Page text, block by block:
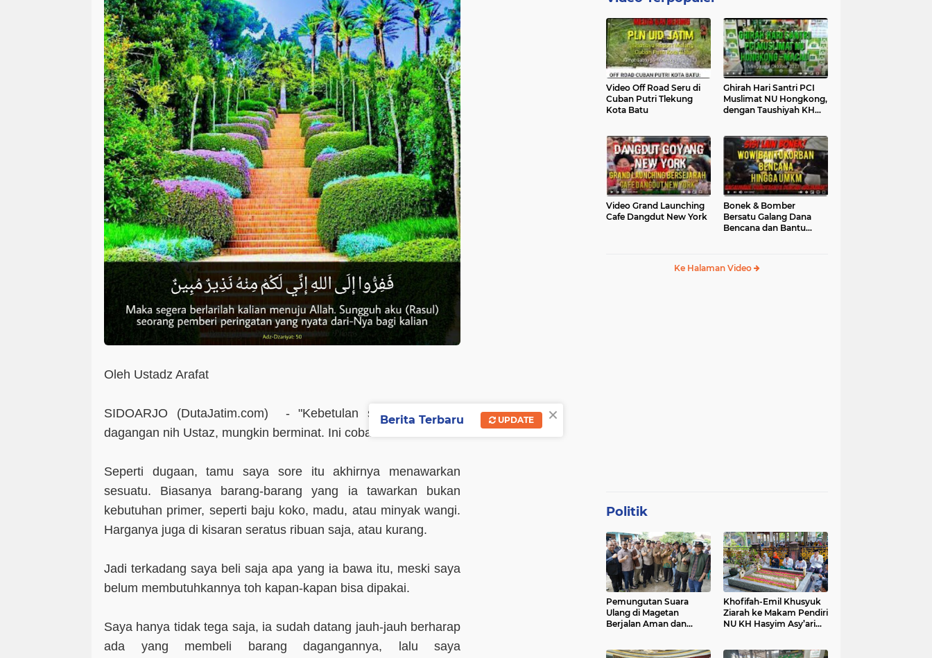
Oleh Ustadz Arafat
SIDOARJO (DutaJatim.com) - "Kebetulan saya lagi bawa
dagangan nih Ustaz, mungkin berminat. Ini coba dilihat dulu."
Seperti dugaan, tamu saya sore itu akhirnya menawarkan
sesuatu. Biasanya barang-barang yang ia tawarkan bukan
kebutuhan primer, seperti baju koko, madu, atau minyak wangi.
Harganya juga di kisaran seratus ribuan saja, atau kurang.
Jadi terkadang saya beli saja apa yang ia bawa itu, meski saya
belum membutuhkannya toh kapan-kapan bisa dipakai.
Saya hanya tidak tega saja, ia sudah datang jauh-jauh berharap
ada yang membeli barang dagangannya, lalu saya
Video Off Road Seru di
Cuban Putri Tlekung
Kota Batu
Ghirah Hari Santri PCI
Muslimat NU Hongkong,
dengan Taushiyah KH
Video Grand Launching
Cafe Dangdut New York
Bonek & Bomber
Bersatu Galang Dana
Bencana dan Bantu
Ke Halaman Video
Politik
Pemungutan Suara
Ulang di Magetan
Berjalan Aman dan
Khofifah-Emil Khusyuk
Ziarah ke Makam Pendiri
NU KH Hasyim Asy’ari
×
Berita Terbaru UPDATE